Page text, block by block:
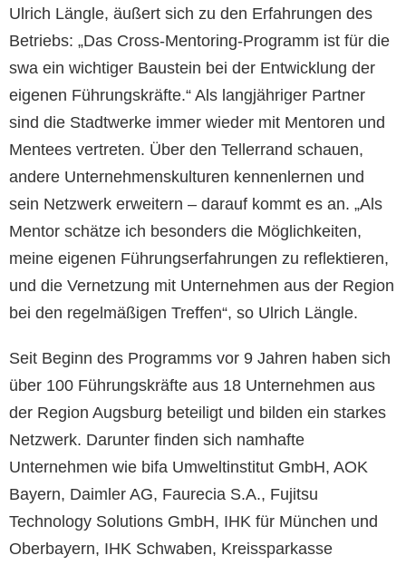
Ulrich Längle, äußert sich zu den Erfahrungen des
Betriebs: „Das Cross-Mentoring-Programm ist für die
swa ein wichtiger Baustein bei der Entwicklung der
eigenen Führungskräfte.“ Als langjähriger Partner
sind die Stadtwerke immer wieder mit Mentoren und
Mentees vertreten. Über den Tellerrand schauen,
andere Unternehmenskulturen kennenlernen und
sein Netzwerk erweitern – darauf kommt es an. „Als
Mentor schätze ich besonders die Möglichkeiten,
meine eigenen Führungserfahrungen zu reflektieren,
und die Vernetzung mit Unternehmen aus der Region
bei den regelmäßigen Treffen“, so Ulrich Längle.
Seit Beginn des Programms vor 9 Jahren haben sich
über 100 Führungskräfte aus 18 Unternehmen aus
der Region Augsburg beteiligt und bilden ein starkes
Netzwerk. Darunter finden sich namhafte
Unternehmen wie bifa Umweltinstitut GmbH, AOK
Bayern, Daimler AG, Faurecia S.A., Fujitsu
Technology Solutions GmbH, IHK für München und
Oberbayern, IHK Schwaben, Kreissparkasse